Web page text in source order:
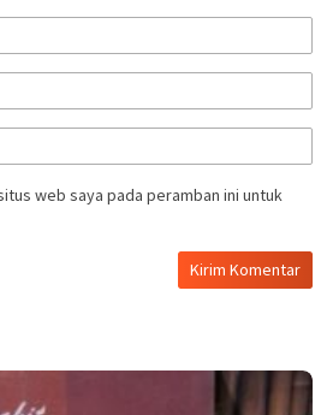
web saya pada peramban ini untuk